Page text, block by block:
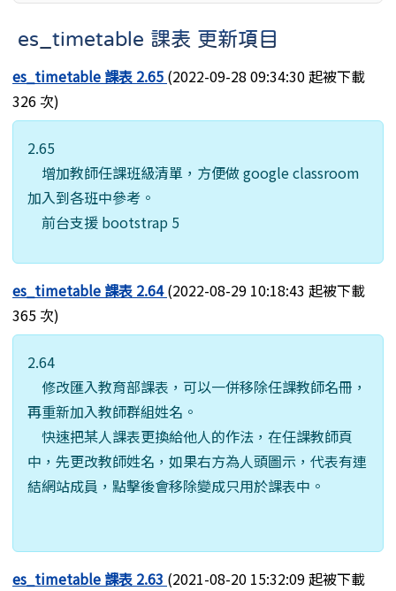
es_timetable 課表 更新項目
es_timetable 課表 2.65 (2022-09-28 09:34:30 起被下載
326 次)
2.65
增加教師任課班級清單，方便做 google classroom
加入到各班中參考。
前台支援 bootstrap 5
es_timetable 課表 2.64(2022-08-29 10:18:43 起被下載
365 次)
2.64
修改匯入教育部課表，可以一併移除任課教師名冊，
再重新加入教師群組姓名。
快速把某人課表更換給他人的作法，在任課教師頁
中，先更改教師姓名，如果右方為人頭圖示，代表有連
結網站成員，點擊後會移除變成只用於課表中。
es_timetable 課表 2.63 (2021-08-20 15:32:09 起被下載